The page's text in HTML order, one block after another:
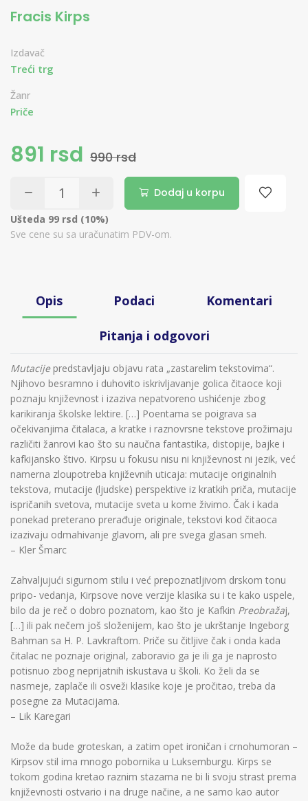
Fracis Kirps
Izdavač
Treći trg
Žanr
Priče
891 rsd 990 rsd
Dodaj u korpu
Ušteda 99 rsd (10%)
Sve cene su sa uračunatim PDV-om.
Opis Podaci Komentari
Pitanja i odgovori
Mutacijepredstavljaju objavu rata „zastarelim tekstovima“.
Njihovo besramno i duhovito iskrivljavanje golica čitaoce koji
poznaju književnost i izaziva nepatvoreno ushićenje zbog
karikiranja školske lektire. […] Poentama se poigrava sa
očekivanjima čitalaca, a kratke i raznovrsne tekstove prožimaju
različiti žanrovi kao što su naučna fantastika, distopije, bajke i
kafkijansko štivo. Kirpsu u fokusu nisu ni književnost ni jezik, već
namerna zloupotreba književnih uticaja: mutacije originalnih
tekstova, mutacije (ljudske) perspektive iz kratkih priča, mutacije
ispričanih svetova, mutacije sveta u kome živimo. Čak i kada
ponekad preterano prerađuje originale, tekstovi kod čitaoca
izazivaju odmahivanje glavom, ali pre svega glasan smeh.
– Kler Šmarc
Zahvaljujući sigurnom stilu i već prepoznatljivom drskom tonu
pripo- vedanja, Kirpsove nove verzije klasika su i te kako uspele,
bilo da je reč o dobro poznatom, kao što je Kafkin Preobražaj,
[…] ili pak nečem još složenijem, kao što je ukrštanje Ingeborg
Bahman sa H. P. Lavkraftom. Priče su čitljive čak i onda kada
čitalac ne poznaje original, zaboravio ga je ili ga je naprosto
potisnuo zbog neprijatnih iskustava u školi. Ko želi da se
nasmeje, zaplače ili osveži klasike koje je pročitao, treba da
posegne za Mutacijama.
– Lik Karegari
Može da bude groteskan, a zatim opet ironičan i crnohumoran –
Kirpsov stil ima mnogo pobornika u Luksemburgu. Kirps se
tokom godina kretao raznim stazama ne bi li svoju strast prema
književnosti ostvario i na druge načine, a ne samo kao autor